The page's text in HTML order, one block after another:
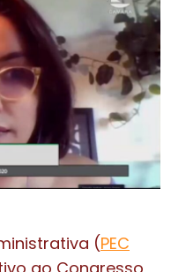
(PEC
ao Congresso